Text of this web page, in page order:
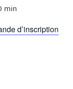
min
d’inscription